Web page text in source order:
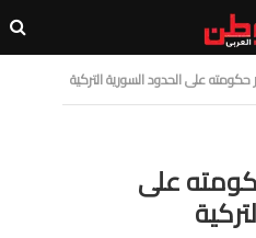
حكومته على الحدود السورية التركية
على